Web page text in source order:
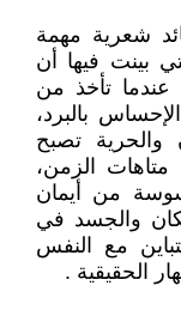
شعرية مهمة
بينت فيها أن
عندما تأخذ من
بالبرد،
والحرية تصبح
الزمن،
من أيمان
والجسد في
مع النفس
الحقيقية .